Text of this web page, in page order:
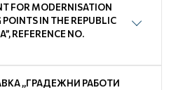
Open
FOR MODERNISATION
IN THE REPUBLIC
REFERENCE NO.
,,ГРАДЕЖНИ РАБОТИ